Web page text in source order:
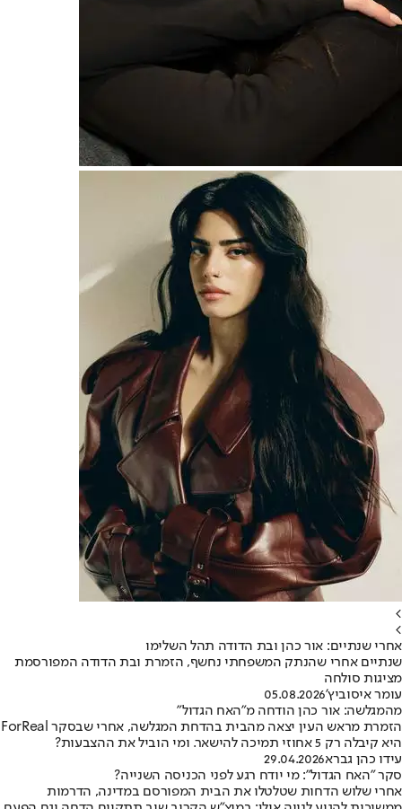
>
>
אחרי שנתיים: אור כהן ובת הדודה תהל השלימו
שנתיים אחרי שהנתק המשפחתי נחשף, הזמרת ובת הדודה המפורסמת
מציגות סולחה
עומר איסוביץ'05.08.2026
מהמגלשה: אור כהן הודחה מ"האח הגדול"
הזמרת מראש העין יצאה מהבית בהדחת המגלשה, אחרי שבסקר ForReal
היא קיבלה רק 5 אחוזי תמיכה להישאר. ומי הוביל את ההצבעות?
עידו כהן גברא29.04.2026
סקר "האח הגדול": מי יודח רגע לפני הכניסה השנייה?
אחרי שלוש הדחות שטלטלו את הבית המפורסם במדינה, הדרמות